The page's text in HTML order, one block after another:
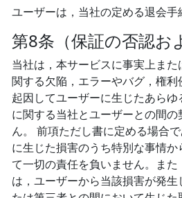
ユーザーは，当社の定める退会手
第8条（保証の否認お
当社は，本サービスに事実上ま
関する欠陥，エラーやバグ，権
起因してユーザーに生じたあら
に関する当社とユーザーとの間
ん。 前項ただし書に定める場合
に生じた損害のうち特別な事情
て一切の責任を負いません。ま
は，ユーザーから当該損害が発